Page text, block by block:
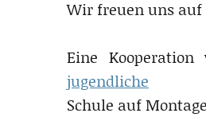
Wir freuen uns auf
Eine
jugendliche
Schule auf